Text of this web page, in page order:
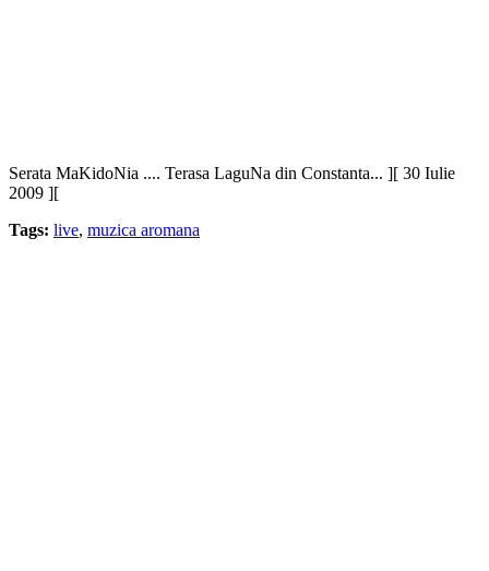
Serata MaKidoNia .... Terasa LaguNa din Constanta... ][ 30 Iulie
2009 ][
Tags: live, muzica aromana